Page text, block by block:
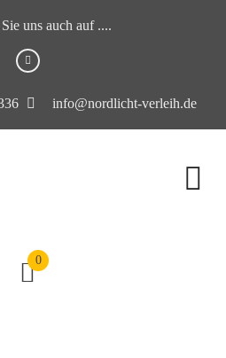
uns auch auf ....
info@nordlicht-verleih.de
0